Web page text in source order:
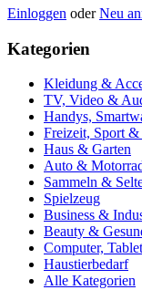
Einloggen oderNeu
Kategorien
Kleidung &
TV, Video &
Handys,
Freizeit, Sport &
Haus & Garten
Auto &
Sammeln &
Spielzeug
Business &
Beauty &
Computer,
Haustierbedarf
Alle Kategorien